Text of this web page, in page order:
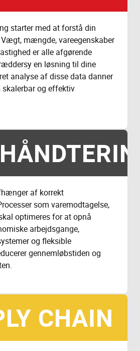
starter med at forstå din
mængde, vareegenskaber
er alle afgørende
en løsning til dine
analyse af disse data danner
og effektiv
af korrekt
som varemodtagelse,
optimeres for at opnå
arbejdsgange,
og fleksible
gennemløbstiden og
CHAIN